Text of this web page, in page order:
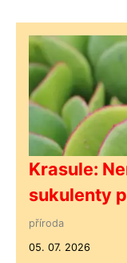
Krasule:
sukulenty
příroda
05. 07. 2026